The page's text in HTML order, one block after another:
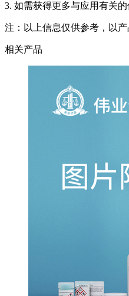
3. 如需获得更多与应用有关
注：以上信息仅供参考，以产
相关产品